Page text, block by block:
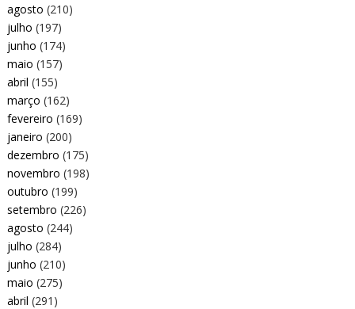
agosto (210)
julho (197)
junho (174)
maio (157)
abril (155)
março (162)
fevereiro (169)
janeiro (200)
dezembro (175)
novembro (198)
outubro (199)
setembro (226)
agosto (244)
julho (284)
junho (210)
maio (275)
abril (291)